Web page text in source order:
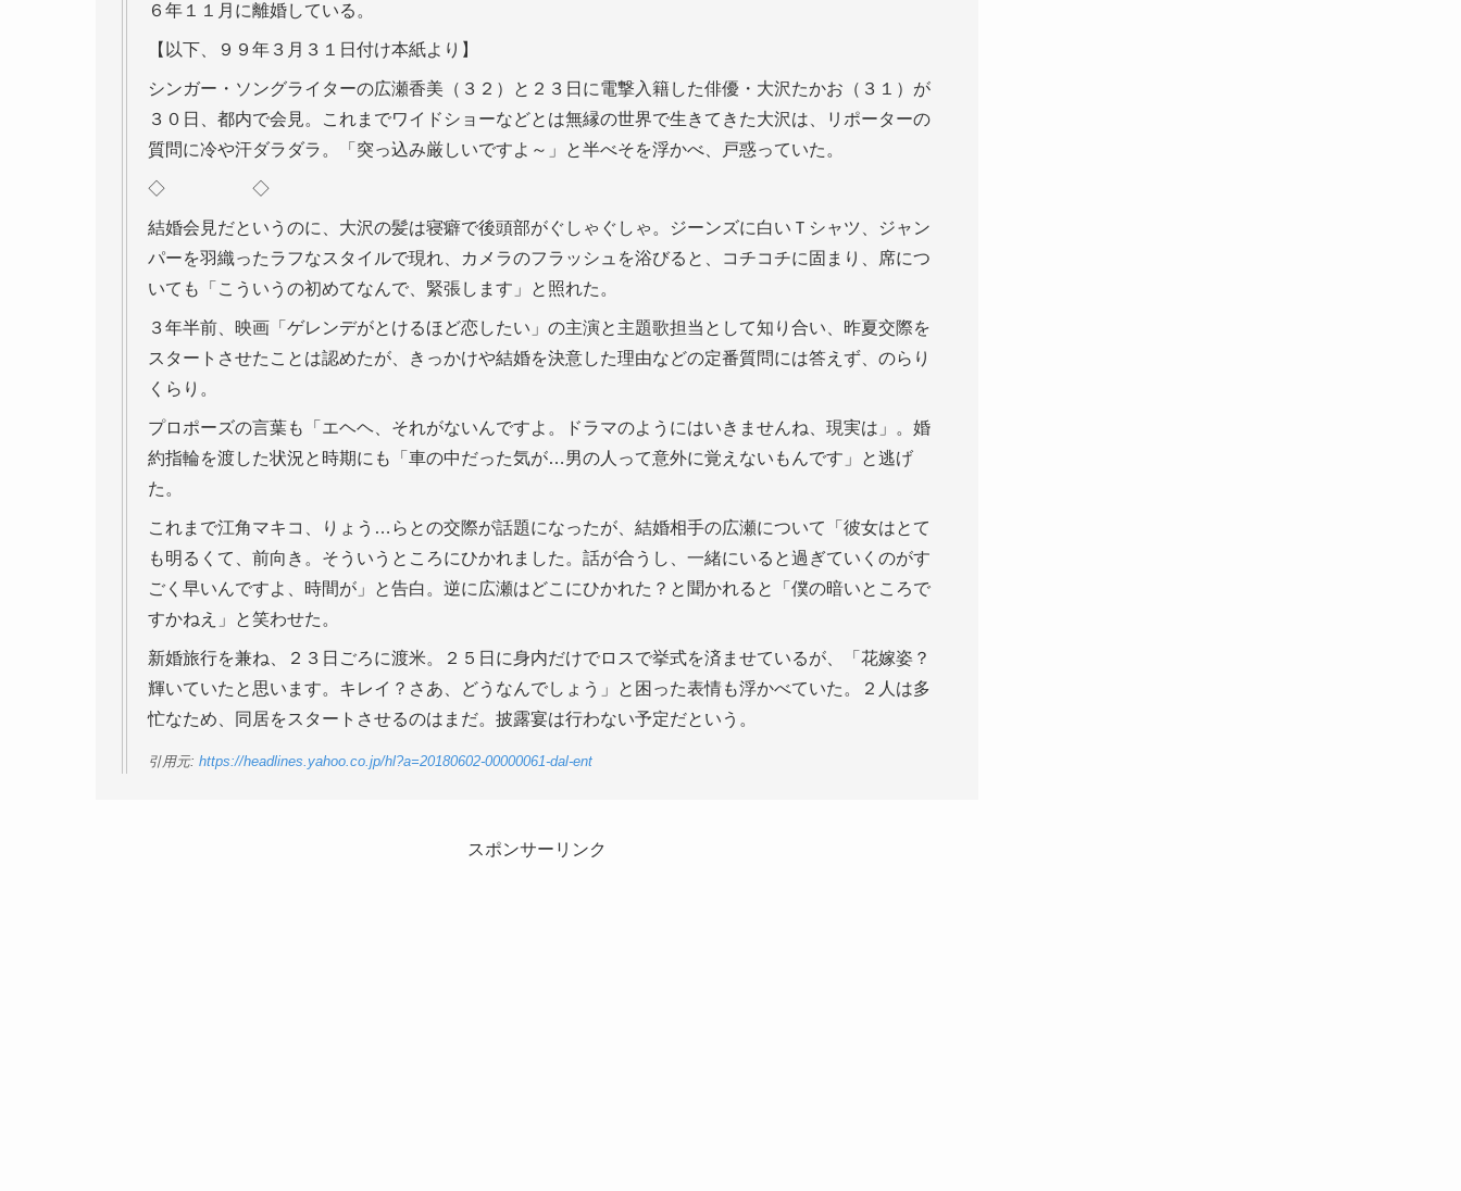
６年１１月に離婚している。
【以下、９９年３月３１日付け本紙より】
シンガー・ソングライターの広瀬香美（３２）と２３日に電撃入籍した俳優・大沢たかお（３１）が
３０日、都内で会見。これまでワイドショーなどとは無縁の世界で生きてきた大沢は、リポーターの
質問に冷や汗ダラダラ。「突っ込み厳しいですよ～」と半べそを浮かべ、戸惑っていた。
◇ ◇
結婚会見だというのに、大沢の髪は寝癖で後頭部がぐしゃぐしゃ。ジーンズに白いＴシャツ、ジャン
パーを羽織ったラフなスタイルで現れ、カメラのフラッシュを浴びると、コチコチに固まり、席につ
いても「こういうの初めてなんで、緊張します」と照れた。
３年半前、映画「ゲレンデがとけるほど恋したい」の主演と主題歌担当として知り合い、昨夏交際を
スタートさせたことは認めたが、きっかけや結婚を決意した理由などの定番質問には答えず、のらり
くらり。
プロポーズの言葉も「エヘヘ、それがないんですよ。ドラマのようにはいきませんね、現実は」。婚
約指輪を渡した状況と時期にも「車の中だった気が…男の人って意外に覚えないもんです」と逃げ
た。
これまで江角マキコ、りょう…らとの交際が話題になったが、結婚相手の広瀬について「彼女はとて
も明るくて、前向き。そういうところにひかれました。話が合うし、一緒にいると過ぎていくのがす
ごく早いんですよ、時間が」と告白。逆に広瀬はどこにひかれた？と聞かれると「僕の暗いところで
すかねえ」と笑わせた。
新婚旅行を兼ね、２３日ごろに渡米。２５日に身内だけでロスで挙式を済ませているが、「花嫁姿？
輝いていたと思います。キレイ？さあ、どうなんでしょう」と困った表情も浮かべていた。２人は多
忙なため、同居をスタートさせるのはまだ。披露宴は行わない予定だという。
引用元: https://headlines.yahoo.co.jp/hl?a=20180602-00000061-dal-ent
スポンサーリンク